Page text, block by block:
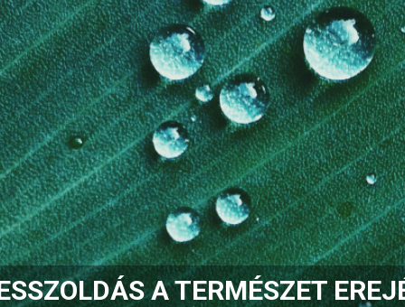
A TERMÉSZET